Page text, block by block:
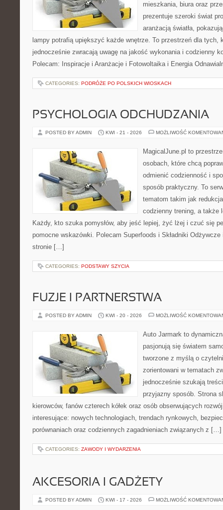
mieszkania, biura oraz
prezentuje szeroki świat
aranżacją światła,
lampy potrafią upiększyć każde wnętrze. To przestrzeń dla tych,
jednocześnie zwracają uwagę na jakość wykonania i codzienny
Polecam: Inspiracje i Aranżacje i Fotowoltaika i Energia
CATEGORIES: PODRÓŻE PO POLSKICH WIOSKACH
PSYCHOLOGIA ODCHUDZANIA
POSTED BY ADMIN KWI - 21 - 2026 MOŻLIWOŚĆ
MagicalJune.pl to
osobach, które chcą
odmienić codzienność i
sposób praktyczny. To
tematom takim jak
codzienny trening, a także
Każdy, kto szuka pomysłów, aby jeść lepiej, żyć lżej i czuć się
pomocne wskazówki. Polecam Superfoods i Składniki
stronie […]
CATEGORIES: PODSTAWY SZYCIA
FUZJE I PARTNERSTWA
POSTED BY ADMIN KWI - 20 - 2026 MOŻLIWOŚĆ
Auto Jarmark to
pasjonują się światem
tworzone z myślą o
zorientowani w tematach
jednocześnie szukają
przyjazny sposób. Strona
kierowców, fanów czterech kółek oraz osób obserwujących
interesujące: nowych technologiach, trendach rynkowych,
porównaniach oraz codziennych zagadnieniach związanych z […]
CATEGORIES: ZAWODY I WYDARZENIA
AKCESORIA I GADŻETY
POSTED BY ADMIN KWI - 17 - 2026 MOŻLIWOŚĆ